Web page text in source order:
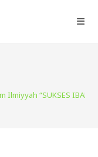
Ilmiyyah “SUKSES